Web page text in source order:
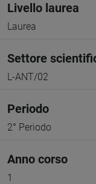
Livello laurea
Laurea
Settore
L-ANT/02
Periodo
2° Periodo
Anno corso
1